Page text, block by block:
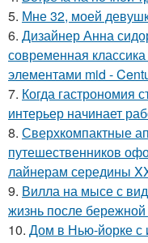
5. Мне 32, моей
6. Дизайнер Анна
современная
элементами mid -
7. Когда гастрономия
интерьер начинает
8. Сверхкомпактные
путешественников
лайнерам середины
9. Вилла на мысе с
жизнь после
10. Дом в Нью-йорке с